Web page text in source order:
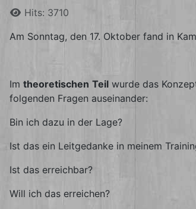
Hits: 3710
Am Sonntag, den 17. Oktober fand in
Im theoretischen Teil wurde das
folgenden Fragen auseinander:
Bin ich dazu in der Lage?
Ist das ein Leitgedanke in meinem
Ist das erreichbar?
Will ich das erreichen?